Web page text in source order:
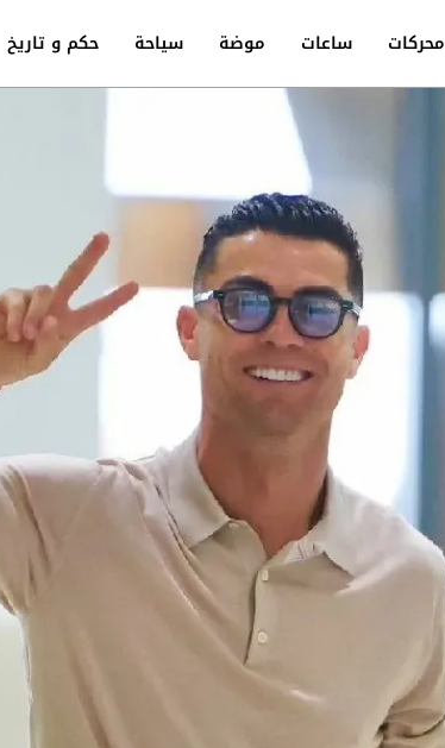
حكم و تاريخ سياحة موضة ساعات محركات